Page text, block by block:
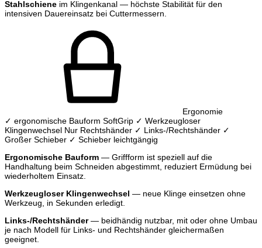
Stahlschiene im Klingenkanal — höchste Stabilität für den
intensiven Dauereinsatz bei Cuttermessern.
Ergonomie
✓ ergonomische Bauform SoftGrip ✓ Werkzeugloser
Klingenwechsel Nur Rechtshänder ✓ Links-/Rechtshänder ✓
Großer Schieber ✓ Schieber leichtgängig
Ergonomische Bauform — Griffform ist speziell auf die
Handhaltung beim Schneiden abgestimmt, reduziert Ermüdung bei
wiederholtem Einsatz.
Werkzeugloser Klingenwechsel — neue Klinge einsetzen ohne
Werkzeug, in Sekunden erledigt.
Links-/Rechtshänder— beidhändig nutzbar, mit oder ohne Umbau
je nach Modell für Links- und Rechtshänder gleichermaßen
geeignet.